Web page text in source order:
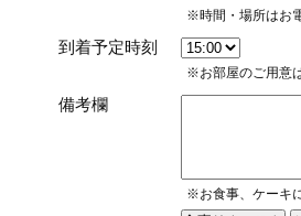
※時間・場所はお
到着予定時刻
※お部屋のご用意
備考欄
※お食事、ケーキ